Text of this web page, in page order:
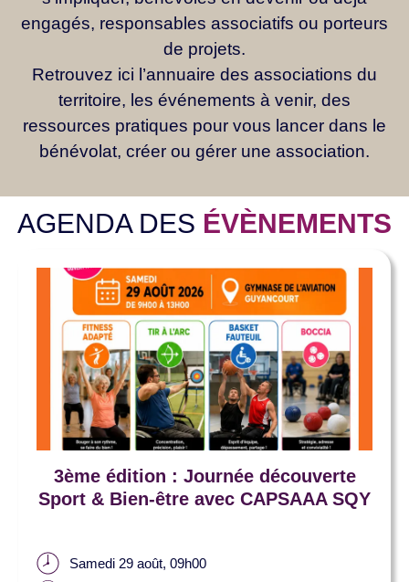
engagés, responsables associatifs ou porteurs
de projets.
Retrouvez ici l’annuaire des associations du
territoire, les événements à venir, des
ressources pratiques pour vous lancer dans le
bénévolat, créer ou gérer une association.
AGENDA DES ÉVÈNEMENTS
3ème édition : Journée découverte
Sport & Bien-être avec CAPSAAA SQY
Samedi 29 août, 09h00